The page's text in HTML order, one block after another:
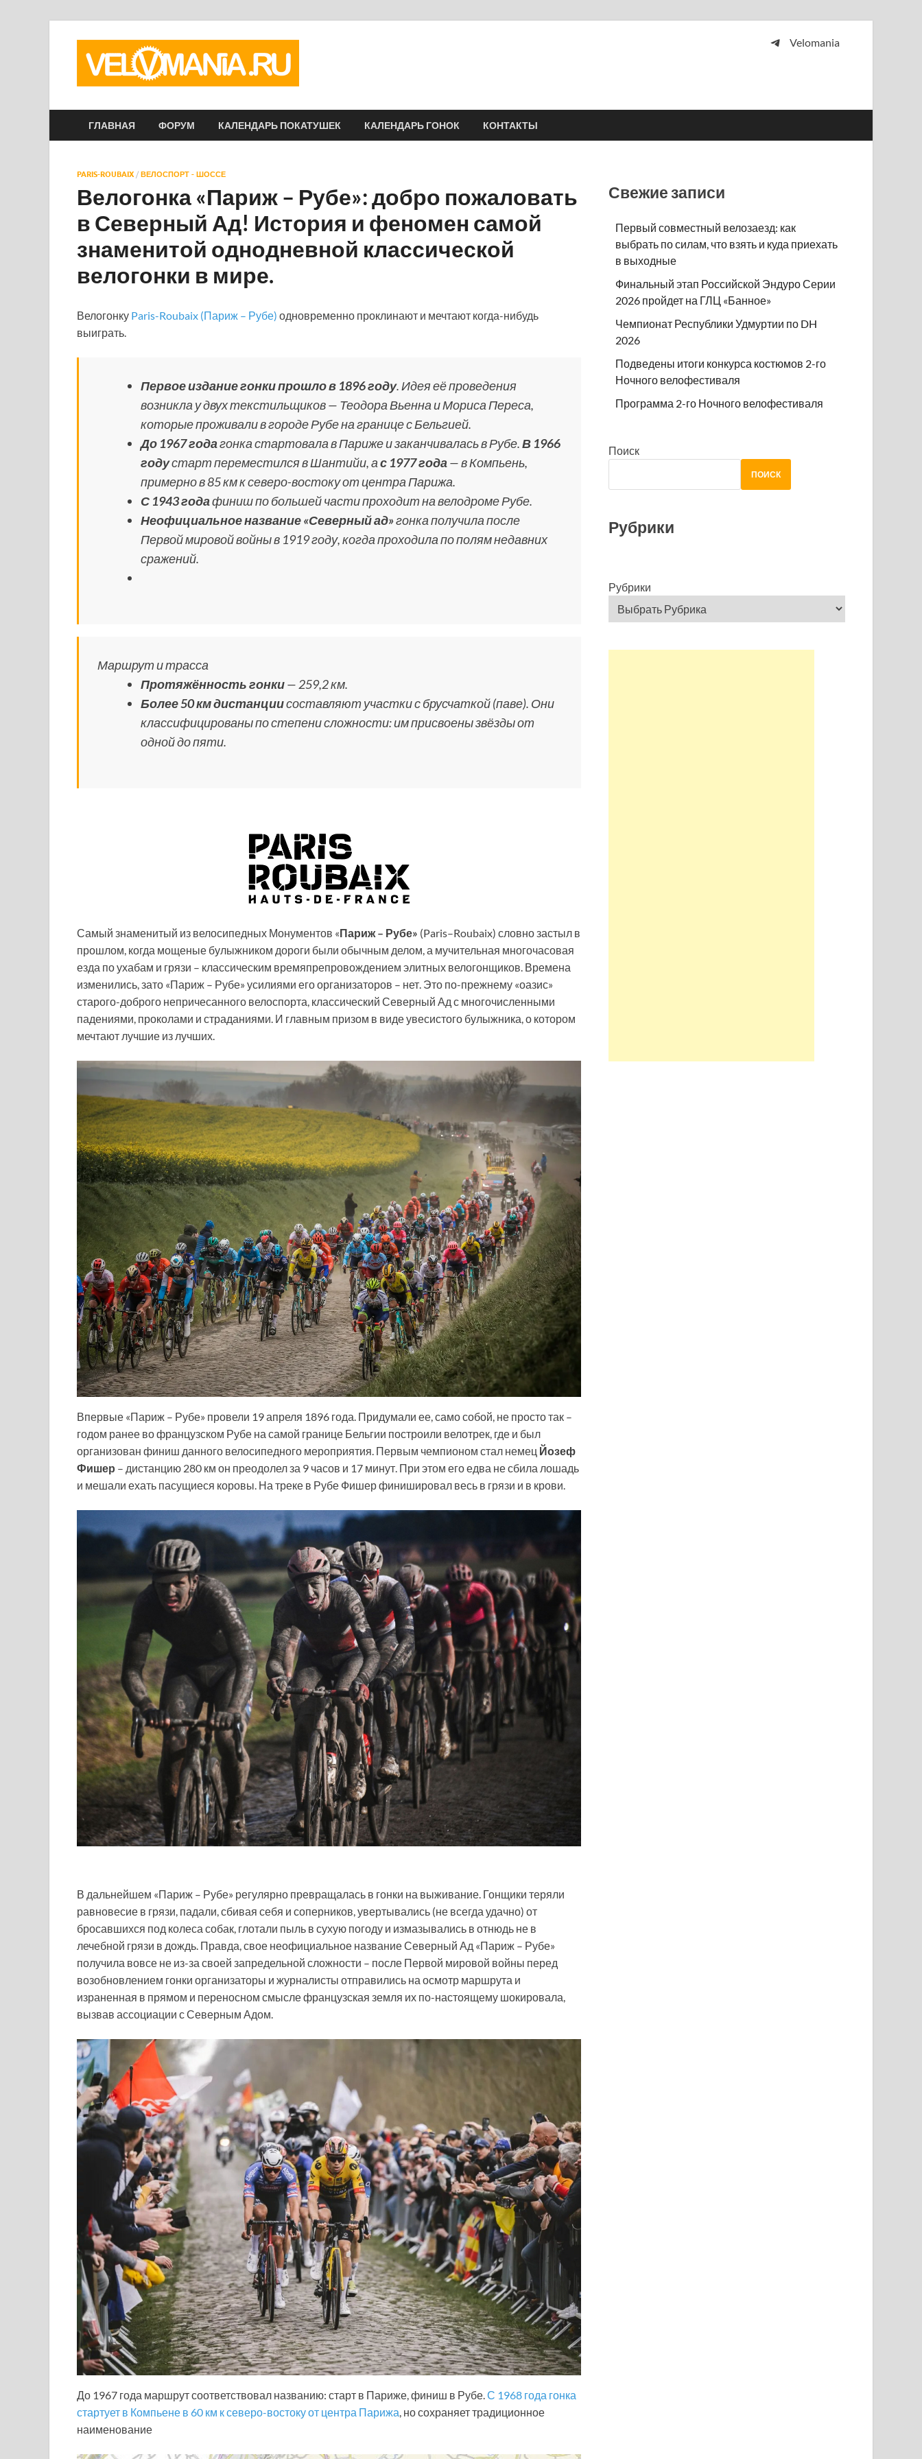
Velomania
ГЛАВНАЯ ФОРУМ КАЛЕНДАРЬ ПОКАТУШЕК КАЛЕНДАРЬ ГОНОК КОНТАКТЫ
PARIS-ROUBAIX / ВЕЛОСПОРТ - ШОССЕ
Велогонка «Париж – Рубе»: добро пожаловать
в Северный Ад! История и феномен самой
знаменитой однодневной классической
велогонки в мире.
Велогонку Paris-Roubaix (Париж – Рубе) одновременно проклинают и мечтают когда-нибудь
выиграть.
Первое издание гонки прошло в 1896 году. Идея её проведения
возникла у двух текстильщиков — Теодора Вьенна и Мориса Переса,
которые проживали в городе Рубе на границе с Бельгией.
До 1967 годагонка стартовала в Париже и заканчивалась в Рубе.В 1966
годустарт переместился в Шантийи, ас 1977 года— в Компьень,
примерно в 85 км к северо-востоку от центра Парижа.
С 1943 годафиниш по большей части проходит на велодроме Рубе.
Неофициальное название «Северный ад»гонка получила после
Первой мировой войны в 1919 году, когда проходила по полям недавних
сражений.
Маршрут и трасса
Протяжённость гонки— 259,2 км.
Более 50 км дистанциисоставляют участки с брусчаткой (паве). Они
классифицированы по степени сложности: им присвоены звёзды от
одной до пяти.
Самый знаменитый из велосипедных Монументов «Париж – Рубе» (Paris–Roubaix) словно застыл в
прошлом, когда мощеные булыжником дороги были обычным делом, а мучительная многочасовая
езда по ухабам и грязи – классическим времяпрепровождением элитных велогонщиков. Времена
изменились, зато «Париж – Рубе» усилиями его организаторов – нет. Это по-прежнему «оазис»
старого-доброго непричесанного велоспорта, классический Северный Ад с многочисленными
падениями, проколами и страданиями. И главным призом в виде увесистого булыжника, о котором
мечтают лучшие из лучших.
Впервые «Париж – Рубе» провели 19 апреля 1896 года. Придумали ее, само собой, не просто так –
годом ранее во французском Рубе на самой границе Бельгии построили велотрек, где и был
организован финиш данного велосипедного мероприятия. Первым чемпионом стал немец Йозеф
Фишер – дистанцию 280 км он преодолел за 9 часов и 17 минут. При этом его едва не сбила лошадь
и мешали ехать пасущиеся коровы. На треке в Рубе Фишер финишировал весь в грязи и в крови.
В дальнейшем «Париж – Рубе» регулярно превращалась в гонки на выживание. Гонщики теряли
равновесие в грязи, падали, сбивая себя и соперников, увертывались (не всегда удачно) от
бросавшихся под колеса собак, глотали пыль в сухую погоду и измазывались в отнюдь не в
лечебной грязи в дождь. Правда, свое неофициальное название Северный Ад «Париж – Рубе»
получила вовсе не из-за своей запредельной сложности – после Первой мировой войны перед
возобновлением гонки организаторы и журналисты отправились на осмотр маршрута и
израненная в прямом и переносном смысле французская земля их по-настоящему шокировала,
вызвав ассоциации с Северным Адом.
До 1967 года маршрут соответствовал названию: старт в Париже, финиш в Рубе.С 1968 года гонка
стартует в Компьене в 60 км к северо-востоку от центра Парижа, но сохраняет традиционное
наименование
Свежие записи
Первый совместный велозаезд: как
выбрать по силам, что взять и куда приехать
в выходные
Финальный этап Российской Эндуро Серии
2026 пройдет на ГЛЦ «Банное»
Чемпионат Республики Удмуртии по DH
2026
Подведены итоги конкурса костюмов 2-го
Ночного велофестиваля
Программа 2-го Ночного велофестиваля
Поиск
ПОИСК
Рубрики
Рубрики